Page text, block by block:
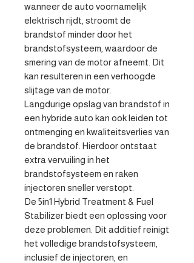
wanneer de auto voornamelijk
elektrisch rijdt, stroomt de
brandstof minder door het
brandstofsysteem, waardoor de
smering van de motor afneemt. Dit
kan resulteren in een verhoogde
slijtage van de motor.
Langdurige opslag van brandstof in
een hybride auto kan ook leiden tot
ontmenging en kwaliteitsverlies van
de brandstof. Hierdoor ontstaat
extra vervuiling in het
brandstofsysteem en raken
injectoren sneller verstopt.
De 5in1 Hybrid Treatment & Fuel
Stabilizer biedt een oplossing voor
deze problemen. Dit additief reinigt
het volledige brandstofsysteem,
inclusief de injectoren, en